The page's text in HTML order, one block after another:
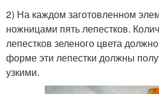
2) На каждом заготовленном
ножницами пять лепестков.
лепестков зеленого цвета
форме эти лепестки должны
узкими.